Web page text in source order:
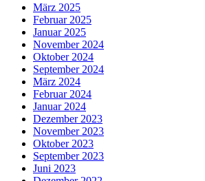
März 2025
Februar 2025
Januar 2025
November 2024
Oktober 2024
September 2024
März 2024
Februar 2024
Januar 2024
Dezember 2023
November 2023
Oktober 2023
September 2023
Juni 2023